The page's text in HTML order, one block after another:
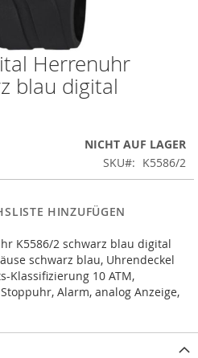
Herrenuhr
blau digital
NICHT AUF LAGER
SKU
K5586/2
HINZUFÜGEN
K5586/2 schwarz blau digital
schwarz blau, Uhrendeckel
Klassifizierung 10 ATM,
Alarm, analog Anzeige,